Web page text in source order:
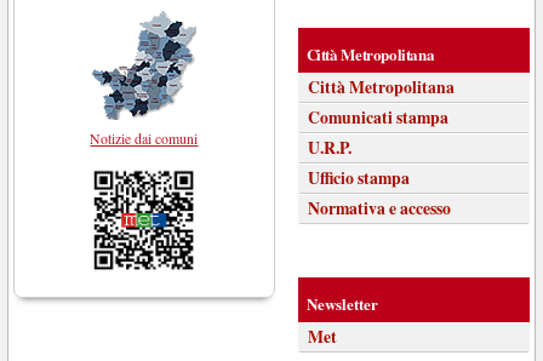
Notizie dai comuni
Città Metropolitana
Città Metropolitana
Comunicati stampa
U.R.P.
Ufficio stampa
Normativa e accesso
Newsletter
Met